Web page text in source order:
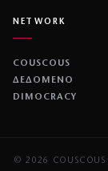
NETWORK
COUSCOUS
ΔΕΔΟΜΕΝΟ
DIMOCRACY
© 2026 COUSCOUS